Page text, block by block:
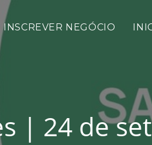
INSCREVER NEGÓCIO
| 24 de